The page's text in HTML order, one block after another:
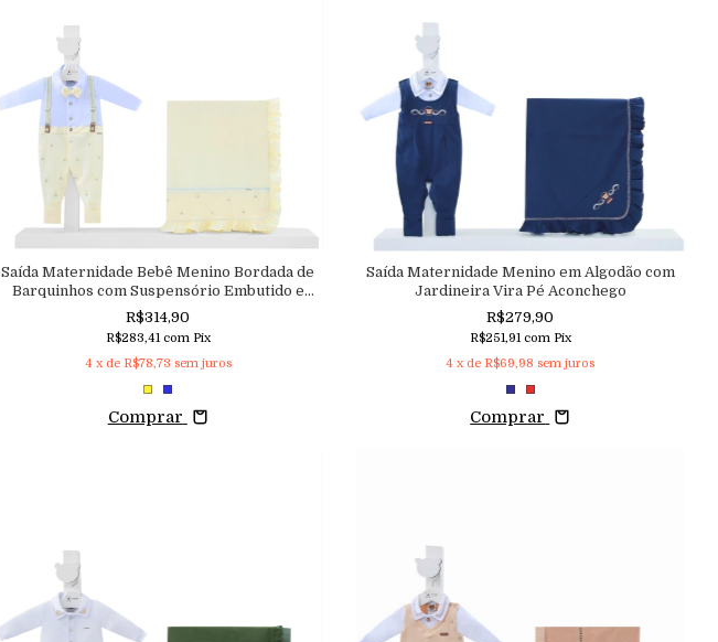
Saída Maternidade Bebê Menino Bordada de
Barquinhos com Suspensório Embutido e
Gravata Removível Aconchego
R$314,90
R$283,41 com Pix
4 x de R$78,73 sem juros
Comprar
Saída Maternidade Menino em Algodão com
Jardineira Vira Pé Aconchego
R$279,90
R$251,91 com Pix
4 x de R$69,98 sem juros
Comprar